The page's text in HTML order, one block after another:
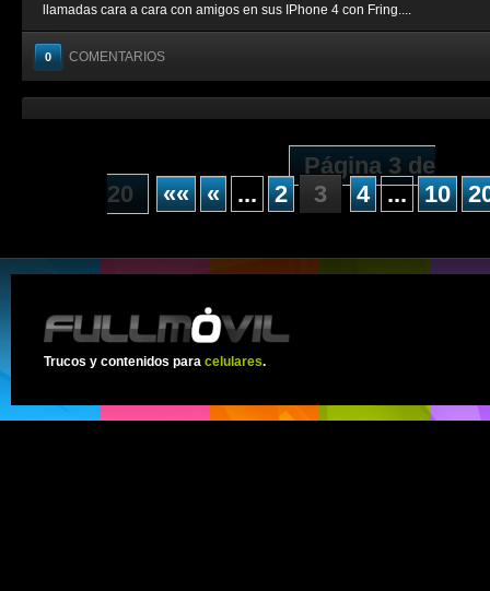
llamadas cara a cara con amigos en sus IPhone 4 con Fring....
0 COMENTARIOS
Página 3 de
20
«« « ... 2 3 4 ... 10
Trucos y contenidos para celulares.